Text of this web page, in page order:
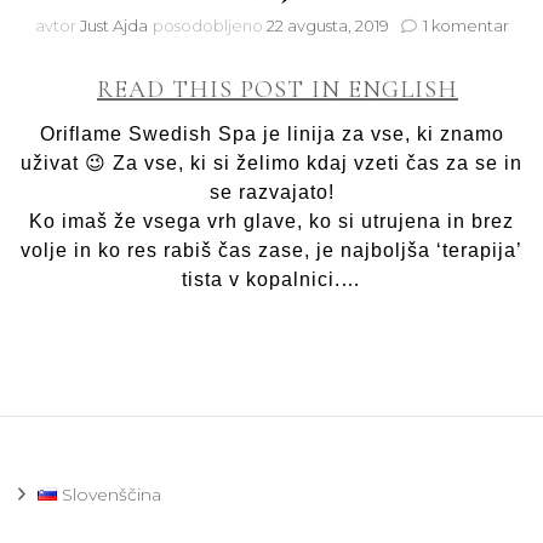
avtor Just Ajda posodobljeno 22 avgusta, 2019 1 komentarna
linijo
READ THIS POST IN ENGLISH
Oriflame Swedish Spa je linija za vse, ki znamo
uživat 😉 Za vse, ki si želimo kdaj vzeti čas za se in
se razvajato!
Ko imaš že vsega vrh glave, ko si utrujena in brez
volje in ko res rabiš čas zase, je najboljša ‘terapija’
tista v kopalnici.…
Slovenščina